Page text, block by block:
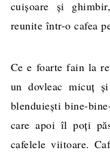
cuișoare și
reunite într-o cafea
Ce e foarte fain la
un dovleac micuț
blenduiești bine-
care apoi îl poți
cafelele viitoare.